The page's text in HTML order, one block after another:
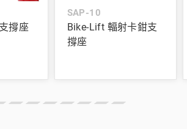
撐座
SAP-10
Bike-Lift 輻射卡鉗支
撐座